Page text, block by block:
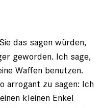
das sagen würden,
geworden. Ich sage,
Waffen benutzen.
arrogant zu sagen: Ich
kleinen Enkel